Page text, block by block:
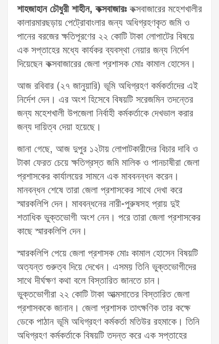
শাহজাহান চৌধুরী শাহীন, কক্সবাজারঃকক্সবাজারের মহেশখালীর
কালারমারছড়ায় পেট্রোবাংলার জন্য অধিগ্রহণকৃত জমি ও
পানের বরজের ক্ষতিপূরণের ২২ কোটি টাকা লোপাটের বিষয়ে
এক সপ্তাহের মধ্যে কার্যকর ব্যবস্থা নেয়ার জন্য নির্দেশ
দিয়েছেন কক্সবাজারের জেলা প্রশাসক মোঃ কামাল হোসেন।
আজ রবিবার (২৭ জানুয়ারি) ভূমি অধিগ্রহণ কর্মকর্তাদের এই
নির্দেশ দেন। এর অংশ হিসেবে বিষয়টি সরেজমিন তদন্তের
জন্য মহেশখালী উপজেলা নির্বাহী কর্মকর্তাকে দেখভাল করার
জন্য দায়িত্ব দেয়া হয়েছে।
জানা গেছে, আজ দুপুর ১২টায় লোপাটকারীদের বিচার দাবি ও
টাকা ফেরত চেয়ে ক্ষতিগ্রস্ত জমি মালিক ও পানচাষীরা জেলা
প্রশাসকের কার্যালয়ের সামনে এক মাববনন্ধন করেন।
মানবন্ধন শেষে তারা জেলা প্রশাসকের সাথে দেখা করে
স্মারকলিপি দেন। মাববন্ধনের নারী-পুরুষসহ প্রায় দুই
শতাধিক ভুক্তভোগী অংশ নেন। পরে তারা জেলা প্রশাসকের
কাছে স্মারকলিপি দেন।
স্মারকলিপি পেয়ে জেলা প্রশাসক মোঃ কামাল হোসেন বিষয়টি
অত্যন্ত গুরুত্ব দিয়ে দেখেন। এসময় তিনি ভুক্তভোগীদের
সাথে দীর্ঘক্ষণ কথা বলে বিস্তারিত জানতে চান।
ভুক্তভোগীরা ২২ কোটি টাকা আত্মসাতের বিস্তারিত জেলা
প্রশাসককে জানান। জেলা প্রশাসক তাৎক্ষণিক তার কক্ষে
ডেকে পাঠান ভূমি অধিগ্রহণ কর্মকর্তা মতিউর রহমাকে। তিনি
অধিগ্রহণ কর্মকর্তাকে বিষয়টি তদন্ত করে এক সপ্তাহের